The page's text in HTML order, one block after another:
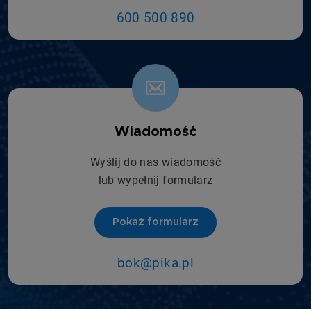
600 500 890
Wiadomość
Wyślij do nas wiadomość
lub wypełnij formularz
Pokaż formularz
bok@pika.pl